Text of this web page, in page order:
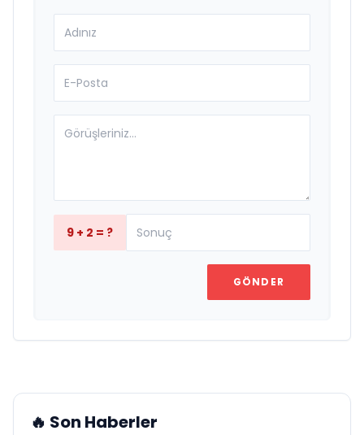
9 + 2 = ?
GÖNDER
🔥 Son Haberler